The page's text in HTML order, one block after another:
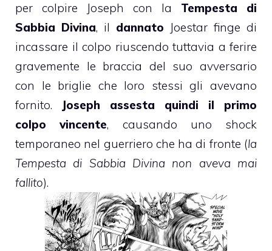
per colpire Joseph con la Tempesta di
Sabbia Divina, il dannato Joestar finge di
incassare il colpo riuscendo tuttavia a ferire
gravemente le braccia del suo avversario
con le briglie che loro stessi gli avevano
fornito.
Joseph assesta quindi il primo
colpo vincente, causando uno shock
temporaneo nel guerriero che ha di fronte (la
Tempesta di Sabbia Divina non aveva mai
fallito).